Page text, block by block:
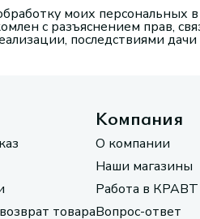
моих персональных
с разъяснением прав,
последствиями дачи
товара
Компания
О компании
Наши магазины
Работа в КРАВТ
Вопрос-ответ